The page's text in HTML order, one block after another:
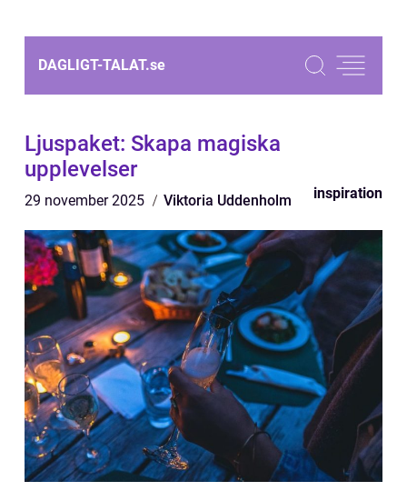
DAGLIGT-TALAT.se
Ljuspaket: Skapa magiska
upplevelser
29 november 2025 Viktoria Uddenholm inspiration